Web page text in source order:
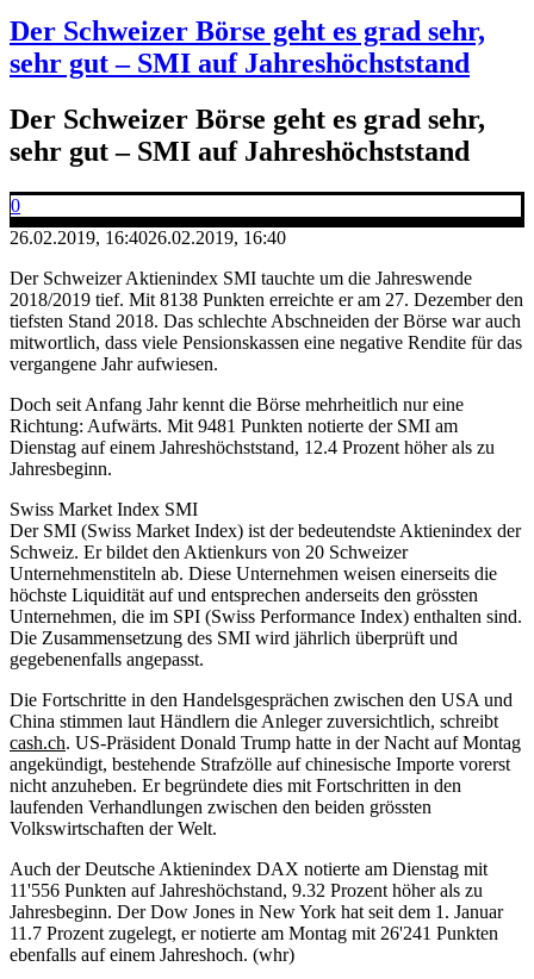
Der Schweizer Börse geht es grad sehr,
sehr gut – SMI auf Jahreshöchststand
Der Schweizer Börse geht es grad sehr,
sehr gut – SMI auf Jahreshöchststand
0
26.02.2019, 16:4026.02.2019, 16:40
Der Schweizer Aktienindex SMI tauchte um die Jahreswende
2018/2019 tief. Mit 8138 Punkten erreichte er am 27. Dezember den
tiefsten Stand 2018. Das schlechte Abschneiden der Börse war auch
mitwortlich, dass viele Pensionskassen eine negative Rendite für das
vergangene Jahr aufwiesen.
Doch seit Anfang Jahr kennt die Börse mehrheitlich nur eine
Richtung: Aufwärts. Mit 9481 Punkten notierte der SMI am
Dienstag auf einem Jahreshöchststand, 12.4 Prozent höher als zu
Jahresbeginn.
Swiss Market Index SMI
Der SMI (Swiss Market Index) ist der bedeutendste Aktienindex der
Schweiz. Er bildet den Aktienkurs von 20 Schweizer
Unternehmenstiteln ab. Diese Unternehmen weisen einerseits die
höchste Liquidität auf und entsprechen anderseits den grössten
Unternehmen, die im SPI (Swiss Performance Index) enthalten sind.
Die Zusammensetzung des SMI wird jährlich überprüft und
gegebenenfalls angepasst.
Die Fortschritte in den Handelsgesprächen zwischen den USA und
China stimmen laut Händlern die Anleger zuversichtlich, schreibt
cash.ch. US-Präsident Donald Trump hatte in der Nacht auf Montag
angekündigt, bestehende Strafzölle auf chinesische Importe vorerst
nicht anzuheben. Er begründete dies mit Fortschritten in den
laufenden Verhandlungen zwischen den beiden grössten
Volkswirtschaften der Welt.
Auch der Deutsche Aktienindex DAX notierte am Dienstag mit
11'556 Punkten auf Jahreshöchstand, 9.32 Prozent höher als zu
Jahresbeginn. Der Dow Jones in New York hat seit dem 1. Januar
11.7 Prozent zugelegt, er notierte am Montag mit 26'241 Punkten
ebenfalls auf einem Jahreshoch. (whr)